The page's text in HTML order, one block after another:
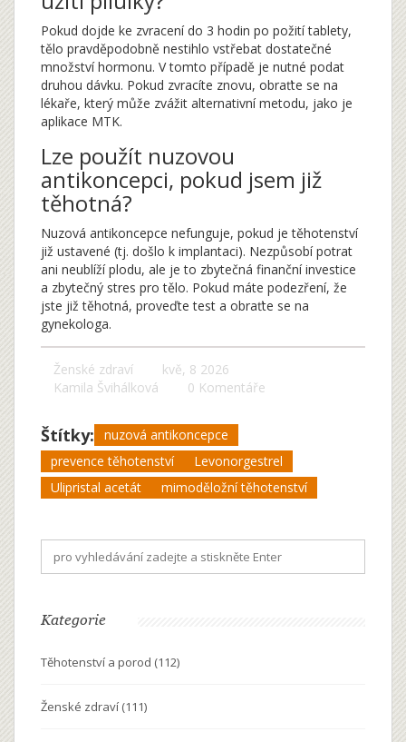
Pokud dojde ke zvracení do 3 hodin po požití tablety,
tělo pravděpodobně nestihlo vstřebat dostatečné
množství hormonu. V tomto případě je nutné podat
druhou dávku. Pokud zvracíte znovu, obraťte se na
lékaře, který může zvážit alternativní metodu, jako je
aplikace MTK.
Lze použít nuzovou
antikoncepci, pokud jsem již
těhotná?
Nuzová antikoncepce nefunguje, pokud je těhotenství
již ustavené (tj. došlo k implantaci). Nezpůsobí potrat
ani neublíží plodu, ale je to zbytečná finanční investice
a zbytečný stres pro tělo. Pokud máte podezření, že
jste již těhotná, proveďte test a obraťte se na
gynekologa.
Ženské zdraví
kvě, 8 2026
Kamila Švihálková
0 Komentáře
Štítky:
nuzová antikoncepce
prevence těhotenství
Levonorgestrel
Ulipristal acetát
mimoděložní těhotenství
Kategorie
Těhotenství a porod (112)
Ženské zdraví (111)